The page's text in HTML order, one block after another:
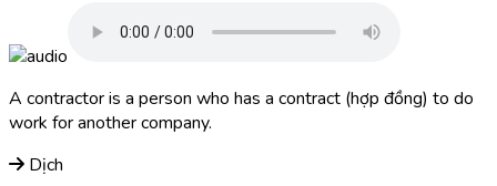
A contractor is a person who has a contract (hợp đồng) to do
work for another company.
Dịch